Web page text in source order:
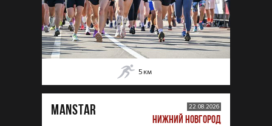
5 км
MANSTAR 22.08.2026
НИЖНИЙ НОВГОРОД